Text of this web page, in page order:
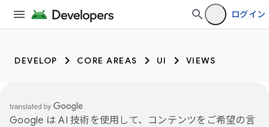
ログイン
DEVELOP CORE AREAS UI VIEWS
Google は AI 技術を使用して、コンテンツをご希望の言